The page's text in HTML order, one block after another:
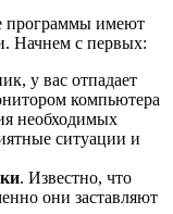
программы имеют
Начнем с первых:
у вас отпадает
компьютера
необходимых
ситуации и
. Известно, что
они заставляют